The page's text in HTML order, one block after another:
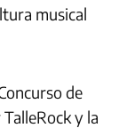
musical
de
y la